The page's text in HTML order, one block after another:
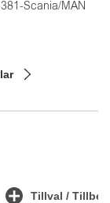
Scania/MAN
Tillval /